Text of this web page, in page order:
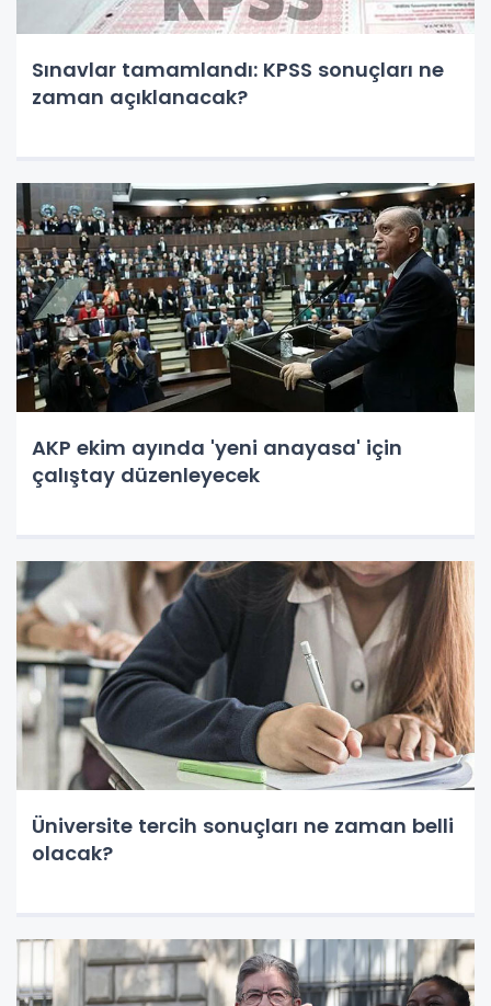
Sınavlar tamamlandı: KPSS sonuçları ne
zaman açıklanacak?
AKP ekim ayında 'yeni anayasa' için
çalıştay düzenleyecek
Üniversite tercih sonuçları ne zaman belli
olacak?